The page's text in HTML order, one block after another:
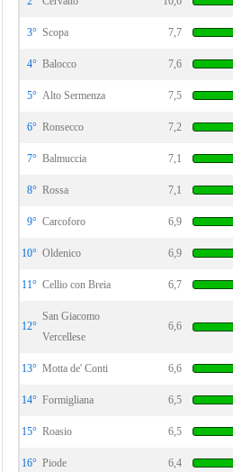
3° Scopa 7,7
4° Balocco 7,6
5° Alto Sermenza 7,5
6° Ronsecco 7,2
7° Balmuccia 7,1
8° Rossa 7,1
9° Carcoforo 6,9
10° Oldenico 6,9
11° Cellio con Breia 6,7
12°
San Giacomo
Vercellese
6,6
13° Motta de' Conti 6,6
14° Formigliana 6,5
15° Roasio 6,5
16° Piode 6,4